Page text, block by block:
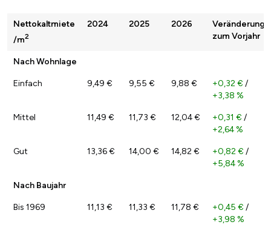
Nettokaltmiete
/m2
2024 2025 2026
Veränderung
zum Vorjahr
Nach Wohnlage
Einfach 9,49 € 9,55 € 9,88 € +0,32 € /
+3,38 %
Mittel 11,49 € 11,73 € 12,04 € +0,31 € /
+2,64 %
Gut 13,36 € 14,00 € 14,82 € +0,82 € /
+5,84 %
Nach Baujahr
Bis 1969 11,13 € 11,33 € 11,78 € +0,45 € /
+3,98 %